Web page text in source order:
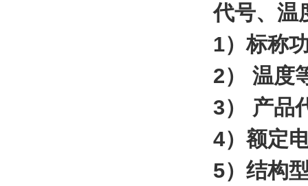
代号、温
1）标称
2） 温度
3） 产品
4）额定
5）结构